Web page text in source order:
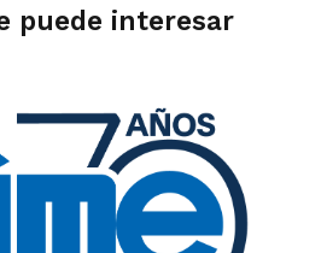
puede interesar